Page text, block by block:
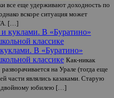
все еще удерживают доходность по
вскоре ситуация может
[…]
В «Буратино»
классике Как-никак
на Урале (тогда еще
части являлись казаками. Старую
двойному юбилею […]